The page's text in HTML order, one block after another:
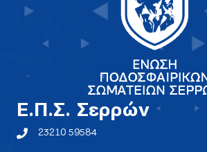
E.Π.Σ. Σερρών
23210 59584